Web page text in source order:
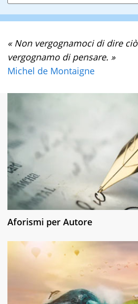
« Non vergognamoci di dire
vergognamo di pensare. »
Michel de Montaigne
Aforismi per Autore